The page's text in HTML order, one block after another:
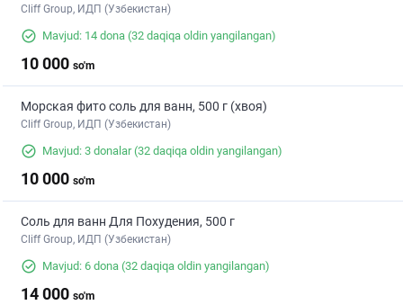
Cliff Group, ИДП (Узбекистан)
Mavjud: 14 dona (32 daqiqa oldin yangilangan)
10 000 so'm
Морская фито соль для ванн, 500 г (хвоя)
Cliff Group, ИДП (Узбекистан)
Mavjud: 3 donalar(32 daqiqa oldin yangilangan)
10 000 so'm
Соль для ванн Для Похудения, 500 г
Cliff Group, ИДП (Узбекистан)
Mavjud: 6 dona (32 daqiqa oldin yangilangan)
14 000 so'm